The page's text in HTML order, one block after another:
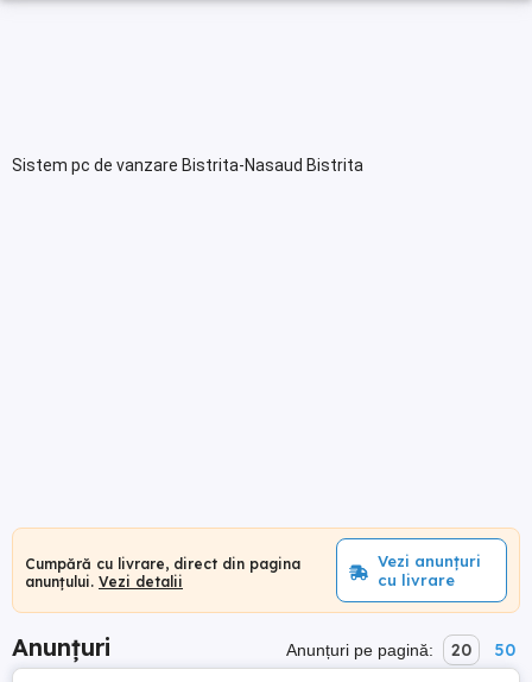
Sistem pc de vanzare Bistrita-Nasaud Bistrita
Cumpără cu livrare, direct din pagina
anunțului. Vezi detalii
Vezi anunțuri
cu livrare
Anunțuri Anunțuri pe pagină: 20 50